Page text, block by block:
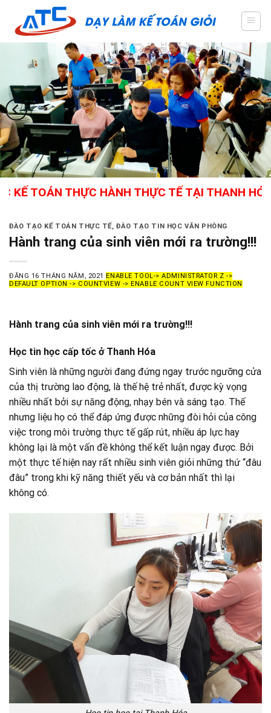
content
THỰC HÀNH THỰC TẾ TẠI THANH HÓA -
ĐÀO TẠO KẾ TOÁN THỰC TẾ,ĐÀO TẠO TIN HỌC VĂN PHÒNG
Hành trang của sinh viên mới ra trường!!!
ĐĂNG 16 THÁNG NĂM, 2021 ENABLE TOOL-> ADMINISTRATOR Z ->
DEFAULT OPTION -> COUNTVIEW -> ENABLE COUNT VIEW FUNCTION
Hành trang của sinh viên mới ra trường!!!
Học tin học cấp tốc ở Thanh Hóa
Sinh viên là những người đang đứng ngay trước ngưỡng cửa
của thị trường lao động, là thế hệ trẻ nhất, được kỳ vọng
nhiều nhất bởi sự năng động, nhạy bén và sáng tạo. Thế
nhưng liệu họ có thể đáp ứng được những đòi hỏi của công
việc trong môi trường thực tế gấp rút, nhiều áp lực hay
không lại là một vấn đề không thể kết luận ngay được. Bởi
một thực tế hiện nay rất nhiều sinh viên giỏi những thứ “đâu
đâu” trong khi kỹ năng thiết yếu và cơ bản nhất thì lại
không có.